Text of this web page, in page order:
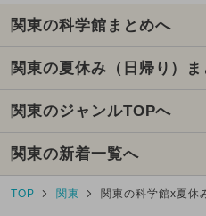
関東の科学館まとめへ
関東の夏休み（日帰り）
関東のジャンルTOPへ
関東の新着一覧へ
TOP 関東 関東の科学館x夏休